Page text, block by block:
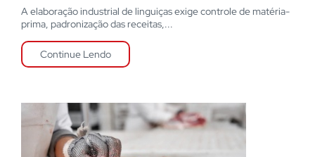
A elaboração industrial de linguiças exige controle de matéria-
prima, padronização das receitas,...
Continue Lendo